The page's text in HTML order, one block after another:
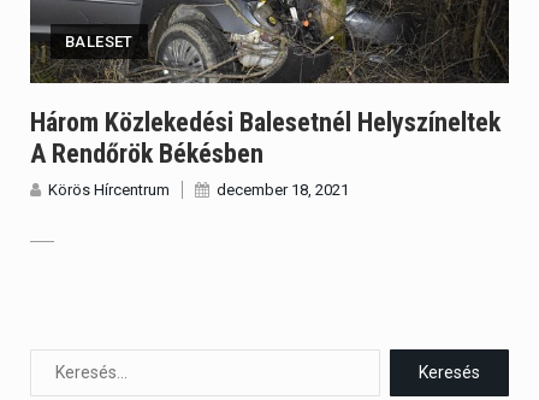
BALESET
Három Közlekedési Balesetnél Helyszíneltek
A Rendőrök Békésben
Körös Hírcentrum december 18, 2021